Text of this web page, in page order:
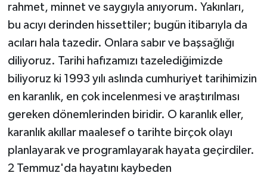
rahmet, minnet ve saygıyla anıyorum. Yakınları,
bu acıyı derinden hissettiler; bugün itibarıyla da
acıları hala tazedir. Onlara sabır ve başsağlığı
diliyoruz. Tarihi hafızamızı tazelediğimizde
biliyoruz ki 1993 yılı aslında cumhuriyet tarihimizin
en karanlık, en çok incelenmesi ve araştırılması
gereken dönemlerinden biridir. O karanlık eller,
karanlık akıllar maalesef o tarihte birçok olayı
planlayarak ve programlayarak hayata geçirdiler.
2 Temmuz'da hayatını kaybeden